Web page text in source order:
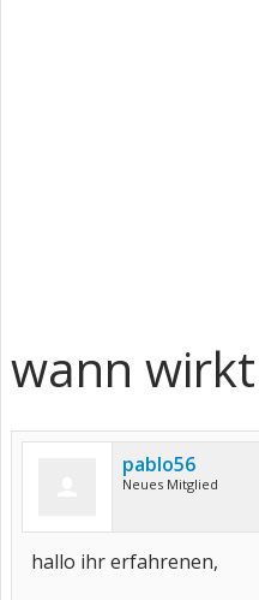
wann
pablo56
Neues Mitglied
hallo ihr erfahrenen,